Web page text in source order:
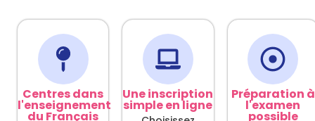
Centres dans
l'enseignement
du Français
Une inscription
simple en ligne
Préparation à
l'examen
possible